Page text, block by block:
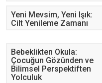
Yeni Mevsim, Yeni Işık:
Cilt Yenileme Zamanı
Bebeklikten Okula:
Çocuğun Gözünden ve
Bilimsel Perspektiften
Yolculuk